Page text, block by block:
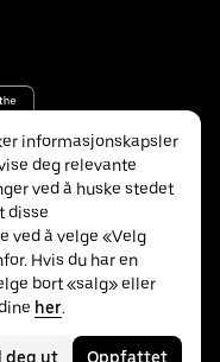
informasjonskapsler
deg relevante
ved å huske stedet
disse
ved å velge «Velg
Hvis du har en
bort «salg» eller
her.
deg ut Oppfattet